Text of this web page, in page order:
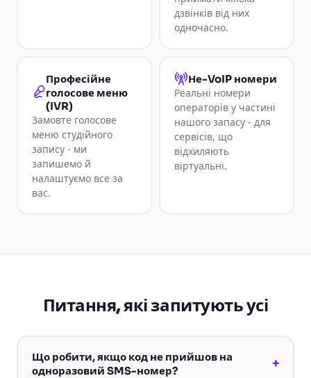
дзвінків від них
одночасно.
Професійне
голосове меню
(IVR)
Замовте голосове
меню студійного
запису - ми
запишемо й
налаштуємо все за
вас.
Не-VoIP номери
Реальні номери
операторів у частині
нашого запасу - для
сервісів, що
відхиляють
віртуальні.
Питання, які запитують усі
Що робити, якщо код не прийшов на
одноразовий SMS-номер?
+